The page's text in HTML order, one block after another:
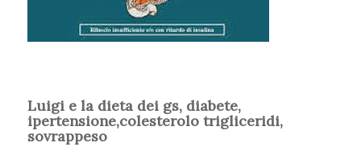
Luigi e la dieta dei gs, diabete,
ipertensione,colesterolo trigliceridi,
sovrappeso